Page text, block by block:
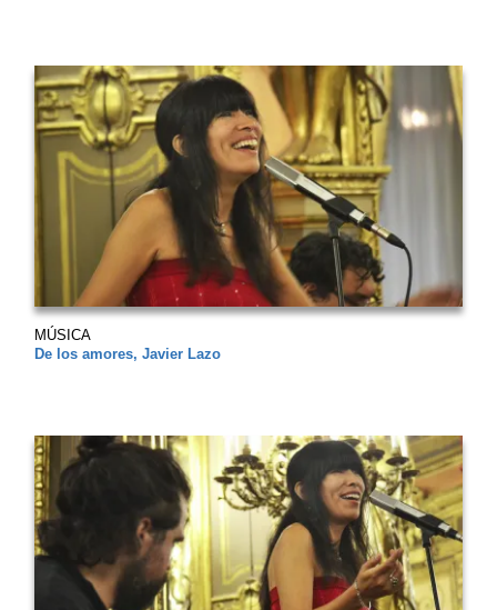
MÚSICA
De los amores, Javier Lazo